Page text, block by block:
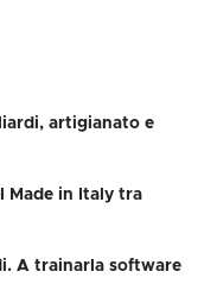
artigianato e
Made in Italy tra
A trainarla software